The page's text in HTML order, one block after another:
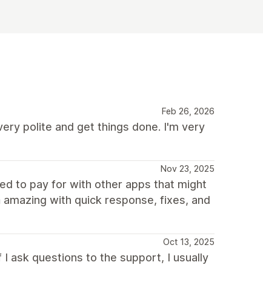
Feb 26, 2026
polite and get things done. I'm very
Nov 23, 2025
to pay for with other apps that might
with quick response, fixes, and
Oct 13, 2025
I ask questions to the support, I usually